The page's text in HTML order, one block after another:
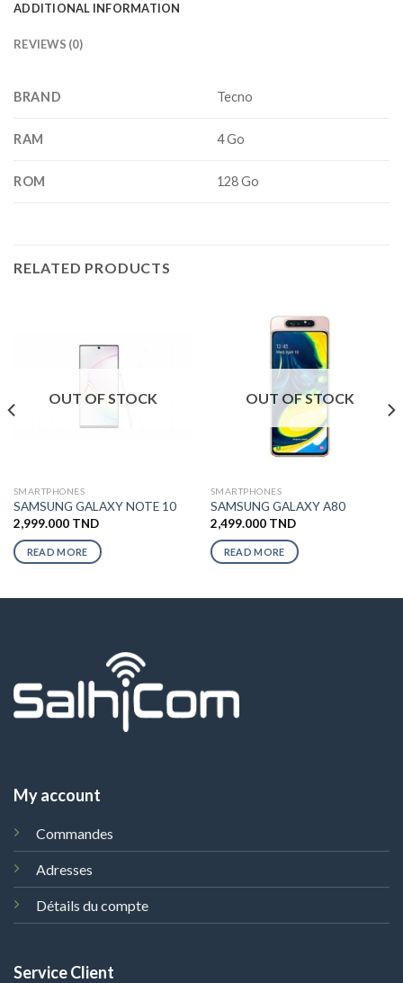
ADDITIONAL INFORMATION
REVIEWS (0)
BRAND Tecno
RAM 4 Go
ROM 128 Go
RELATED PRODUCTS
OUT OF STOCK
SMARTPHONES
SAMSUNG GALAXY NOTE 10
2,999.000 TND
READ MORE
OUT OF STOCK
SMARTPHONES
SAMSUNG GALAXY A80
2,499.000 TND
READ MORE
My account
Commandes
Adresses
Détails du compte
Service Client